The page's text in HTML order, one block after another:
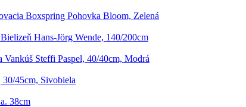
Boxspring Pohovka Bloom, Zelená
Hans-Jörg Wende, 140/200cm
Vankúš Steffi Paspel, 40/40cm, Modrá
30/45cm, Sivobiela
38cm